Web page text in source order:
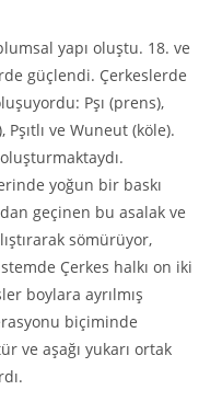
yapı oluştu. 18. ve
güçlendi. Çerkeslerde
Pşı (prens),
ve Wuneut (köle).
yoğun bir baskı
geçinen bu asalak ve
sömürüyor,
Çerkes halkı on iki
boylara ayrılmış
biçiminde
ve aşağı yukarı ortak